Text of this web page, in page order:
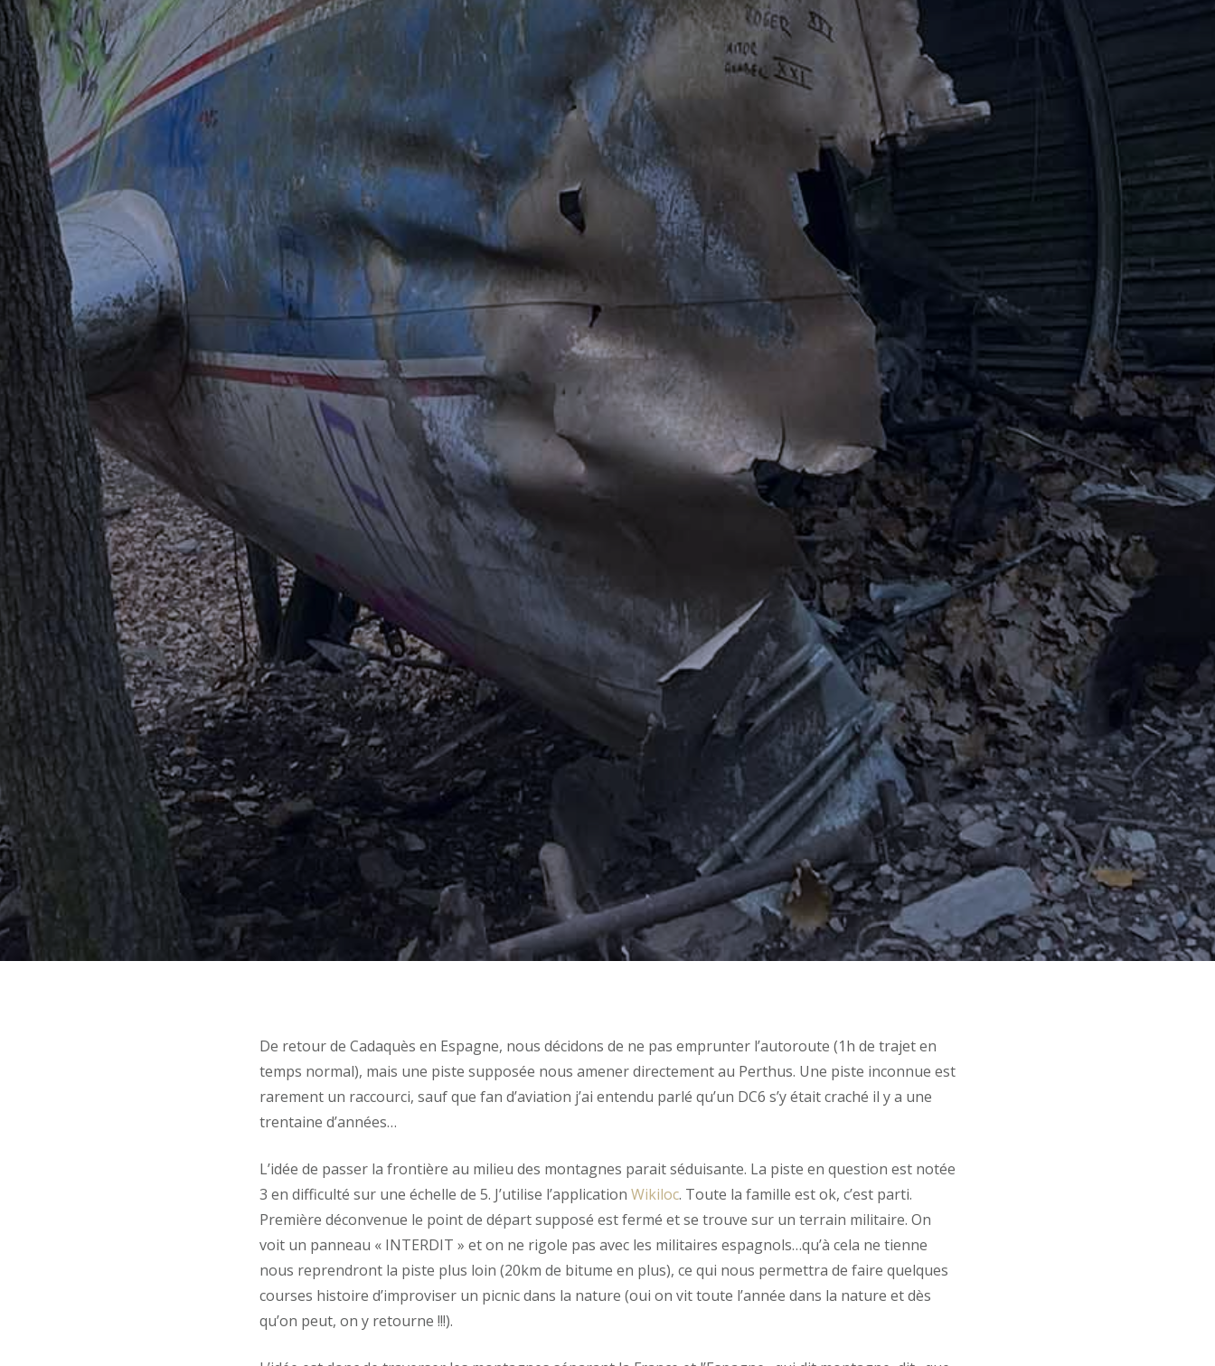
De retour de Cadaquès en Espagne, nous décidons de ne pas emprunter l’autoroute (1h de trajet en
temps normal), mais une piste supposée nous amener directement au Perthus. Une piste inconnue est
rarement un raccourci, sauf que fan d’aviation j’ai entendu parlé qu’un DC6 s’y était craché il y a une
trentaine d’années…
L’idée de passer la frontière au milieu des montagnes parait séduisante. La piste en question est notée
3 en difficulté sur une échelle de 5. J’utilise l’application Wikiloc. Toute la famille est ok, c’est parti.
Première déconvenue le point de départ supposé est fermé et se trouve sur un terrain militaire. On
voit un panneau « INTERDIT » et on ne rigole pas avec les militaires espagnols…qu’à cela ne tienne
nous reprendront la piste plus loin (20km de bitume en plus), ce qui nous permettra de faire quelques
courses histoire d’improviser un picnic dans la nature (oui on vit toute l’année dans la nature et dès
qu’on peut, on y retourne !!!).